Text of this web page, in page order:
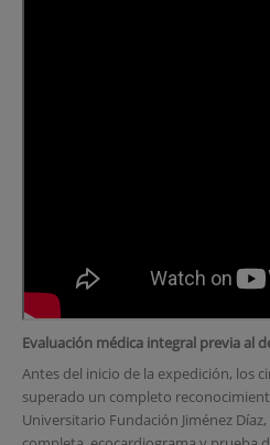
Evaluación médica integral previa al
Antes del inicio de la expedición, los
superado un completo
Universitario Fundación Jiménez